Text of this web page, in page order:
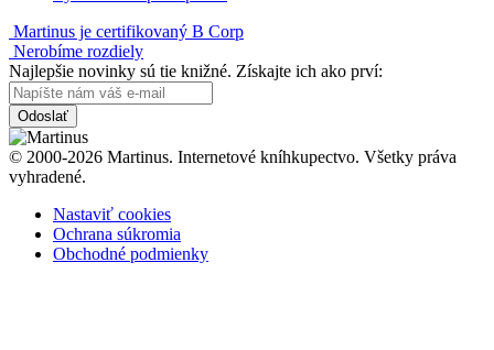
Martinus je certifikovaný B Corp
Nerobíme rozdiely
Najlepšie novinky sú tie knižné. Získajte ich ako prví:
Odoslať
© 2000-2026 Martinus. Internetové kníhkupectvo. Všetky práva
vyhradené.
Nastaviť cookies
Ochrana súkromia
Obchodné podmienky